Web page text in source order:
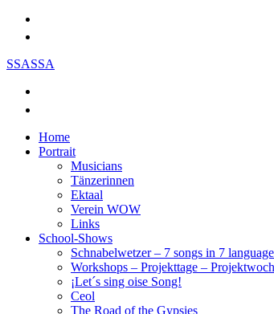
SSASSA
Home
Portrait
Musicians
Tänzerinnen
Ektaal
Verein WOW
Links
School-Shows
Schnabelwetzer – 7 songs in 7
Workshops – Projekttage –
¡Let´s sing oise Song!
Ceol
The Road of the Gypsies